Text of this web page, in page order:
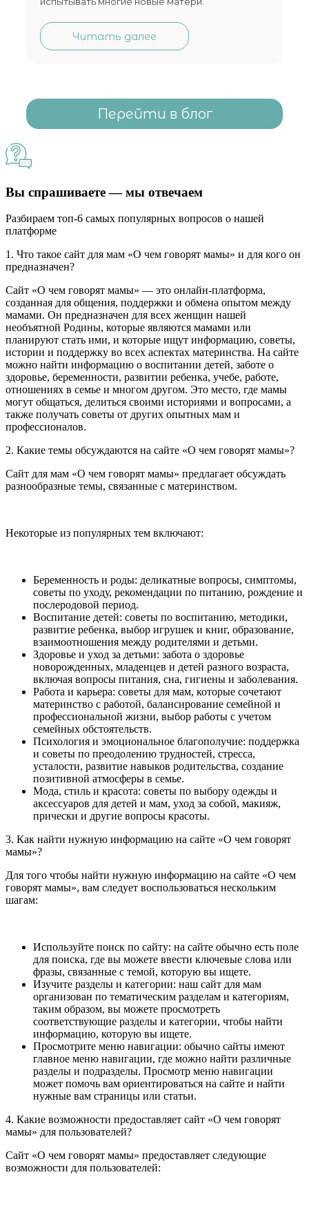
Читать далее
Перейти в блог
Вы спрашиваете — мы отвечаем
Разбираем топ-6 самых популярных вопросов о нашей
платформе
1. Что такое сайт для мам «О чем говорят мамы» и для кого он
предназначен?
Сайт «О чем говорят мамы» — это онлайн-платформа,
созданная для общения, поддержки и обмена опытом между
мамами. Он предназначен для всех женщин нашей
необъятной Родины, которые являются мамами или
планируют стать ими, и которые ищут информацию, советы,
истории и поддержку во всех аспектах материнства. На сайте
можно найти информацию о воспитании детей, заботе о
здоровье, беременности, развитии ребенка, учебе, работе,
отношениях в семье и многом другом. Это место, где мамы
могут общаться, делиться своими историями и вопросами, а
также получать советы от других опытных мам и
профессионалов.
2. Какие темы обсуждаются на сайте «О чем говорят мамы»?
Сайт для мам «О чем говорят мамы» предлагает обсуждать
разнообразные темы, связанные с материнством.
Некоторые из популярных тем включают:
Беременность и роды: деликатные вопросы, симптомы,
советы по уходу, рекомендации по питанию, рождение и
послеродовой период.
Воспитание детей: советы по воспитанию, методики,
развитие ребенка, выбор игрушек и книг, образование,
взаимоотношения между родителями и детьми.
Здоровье и уход за детьми: забота о здоровье
новорожденных, младенцев и детей разного возраста,
включая вопросы питания, сна, гигиены и заболевания.
Работа и карьера: советы для мам, которые сочетают
материнство с работой, балансирование семейной и
профессиональной жизни, выбор работы с учетом
семейных обстоятельств.
Психология и эмоциональное благополучие: поддержка
и советы по преодолению трудностей, стресса,
усталости, развитие навыков родительства, создание
позитивной атмосферы в семье.
Мода, стиль и красота: советы по выбору одежды и
аксессуаров для детей и мам, уход за собой, макияж,
прически и другие вопросы красоты.
3. Как найти нужную информацию на сайте «О чем говорят
мамы»?
Для того чтобы найти нужную информацию на сайте «О чем
говорят мамы», вам следует воспользоваться нескольким
шагам:
Используйте поиск по сайту: на сайте обычно есть поле
для поиска, где вы можете ввести ключевые слова или
фразы, связанные с темой, которую вы ищете.
Изучите разделы и категории: наш сайт для мам
организован по тематическим разделам и категориям,
таким образом, вы можете просмотреть
соответствующие разделы и категории, чтобы найти
информацию, которую вы ищете.
Просмотрите меню навигации: обычно сайты имеют
главное меню навигации, где можно найти различные
разделы и подразделы. Просмотр меню навигации
может помочь вам ориентироваться на сайте и найти
нужные вам страницы или статьи.
4. Какие возможности предоставляет сайт «О чем говорят
мамы» для пользователей?
Сайт «О чем говорят мамы» предоставляет следующие
возможности для пользователей: